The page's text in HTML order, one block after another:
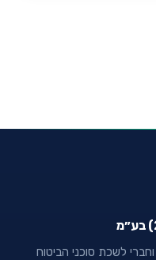
לשכת סוכני הביטוח